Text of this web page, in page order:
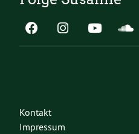
Kontakt
Impressum